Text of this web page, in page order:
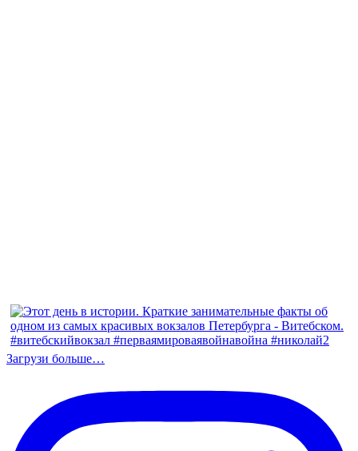
Загрузи больше…